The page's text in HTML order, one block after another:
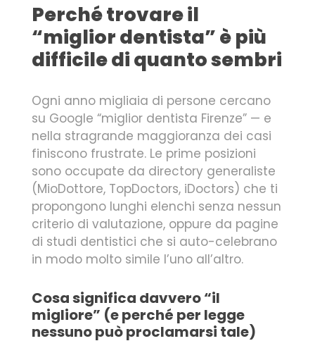
Perché trovare il
“miglior dentista” è più
difficile di quanto sembri
Ogni anno migliaia di persone cercano
su Google “miglior dentista Firenze” — e
nella stragrande maggioranza dei casi
finiscono frustrate. Le prime posizioni
sono occupate da directory generaliste
(MioDottore, TopDoctors, iDoctors) che ti
propongono lunghi elenchi senza nessun
criterio di valutazione, oppure da pagine
di studi dentistici che si auto-celebrano
in modo molto simile l’uno all’altro.
Cosa significa davvero “il
migliore” (e perché per legge
nessuno può proclamarsi tale)